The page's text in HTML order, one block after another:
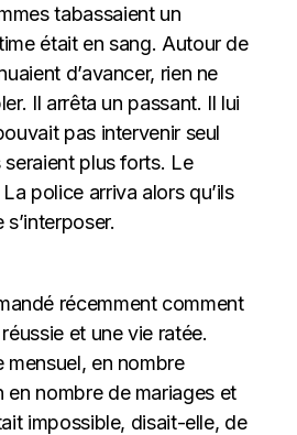
tabassaient un
était en sang. Autour de
d’avancer, rien ne
Il arrêta un passant. Il lui
pas intervenir seul
seraient plus forts. Le
police arriva alors qu’ils
récemment comment
et une vie ratée.
mensuel, en nombre
en nombre de mariages et
impossible, disait-elle, de